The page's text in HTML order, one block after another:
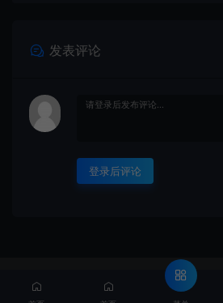
发表评论
登录后评论
© 2022 BP资源宝库 -https://
粤ICP备